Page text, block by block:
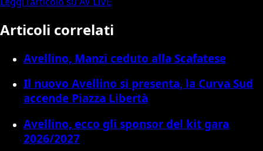
Articoli correlati
Avellino, Manzi ceduto alla Scafatese
Il nuovo Avellino si presenta, la Curva Sud
accende Piazza Libertà
Avellino, ecco gli sponsor del kit gara
2026/2027